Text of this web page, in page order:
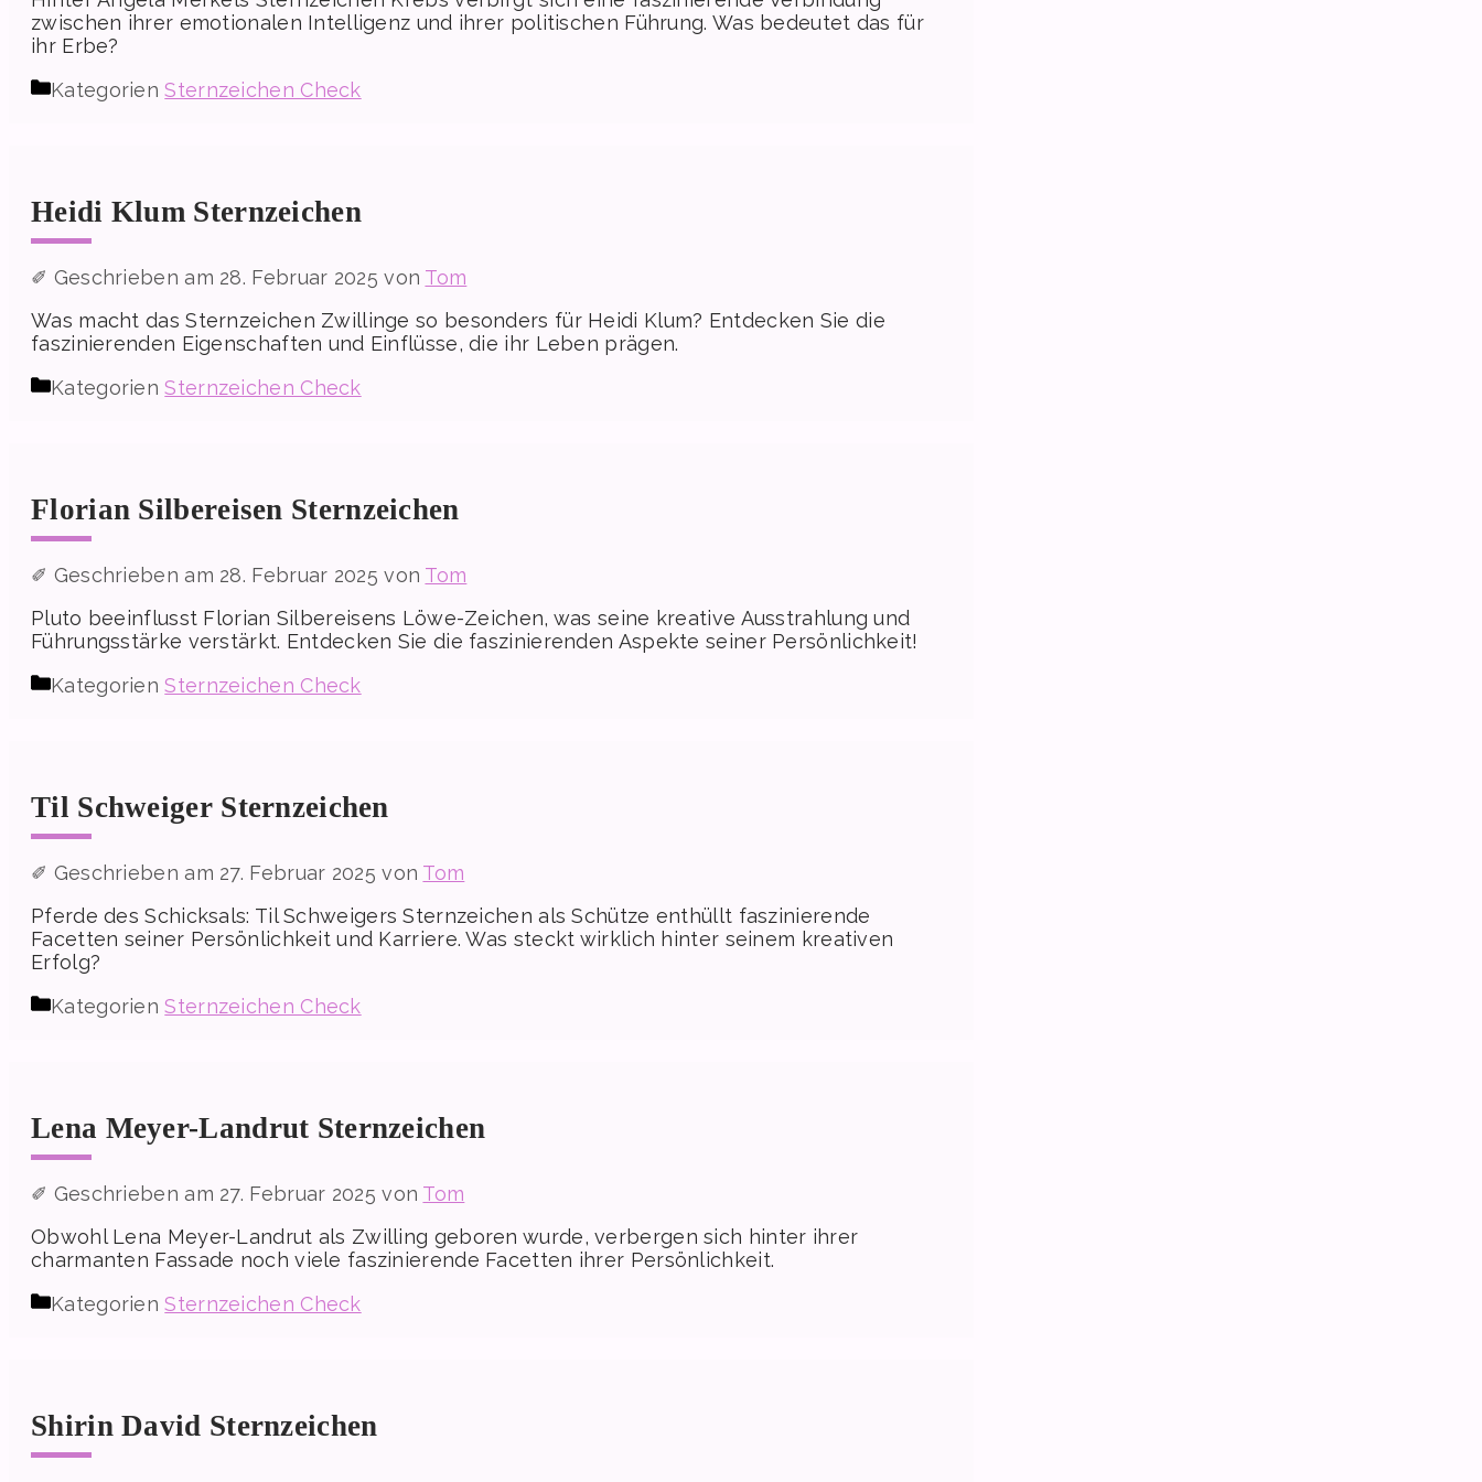
zwischen ihrer emotionalen Intelligenz und ihrer politischen Führung. Was bedeutet das für
ihr Erbe?
KategorienSternzeichen Check
Heidi Klum Sternzeichen
28. Februar 2025 von Tom
Was macht das Sternzeichen Zwillinge so besonders für Heidi Klum? Entdecken Sie die
faszinierenden Eigenschaften und Einflüsse, die ihr Leben prägen.
KategorienSternzeichen Check
Florian Silbereisen Sternzeichen
28. Februar 2025 von Tom
Pluto beeinflusst Florian Silbereisens Löwe-Zeichen, was seine kreative Ausstrahlung und
Führungsstärke verstärkt. Entdecken Sie die faszinierenden Aspekte seiner Persönlichkeit!
KategorienSternzeichen Check
Til Schweiger Sternzeichen
27. Februar 2025 von Tom
Pferde des Schicksals: Til Schweigers Sternzeichen als Schütze enthüllt faszinierende
Facetten seiner Persönlichkeit und Karriere. Was steckt wirklich hinter seinem kreativen
Erfolg?
KategorienSternzeichen Check
Lena Meyer-Landrut Sternzeichen
27. Februar 2025 von Tom
Obwohl Lena Meyer-Landrut als Zwilling geboren wurde, verbergen sich hinter ihrer
charmanten Fassade noch viele faszinierende Facetten ihrer Persönlichkeit.
KategorienSternzeichen Check
Shirin David Sternzeichen